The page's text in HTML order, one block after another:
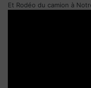
Et Rodéo du camion à